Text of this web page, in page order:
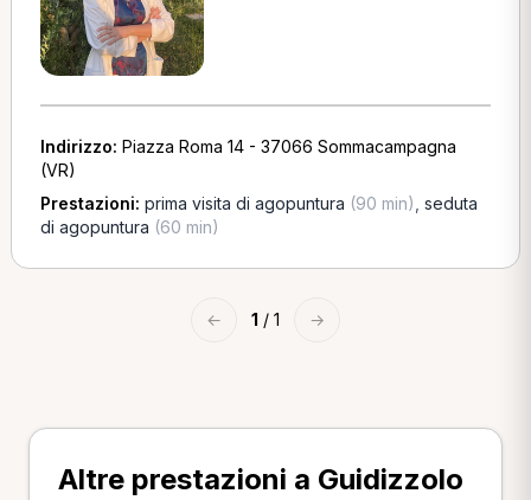
Indirizzo: Piazza Roma 14 - 37066 Sommacampagna
(VR)
Prestazioni: prima visita di agopuntura (90 min) seduta
di agopuntura (60 min)
← 1 / 1 →
Altre prestazioni a Guidizzolo